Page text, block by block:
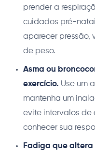
prender a
cuidados pré-
aparecer pressão,
de peso.
Asma ou
exercício. Use um
mantenha um
evite intervalos
conhecer sua
Fadiga que altera